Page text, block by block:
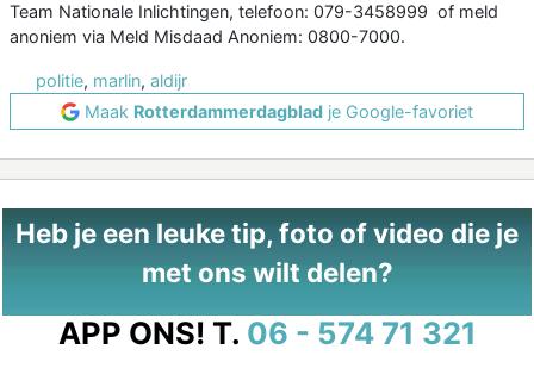
Team Nationale Inlichtingen, telefoon: 079-3458999 of meld
anoniem via Meld Misdaad Anoniem: 0800-7000.
politie, marlin, aldijr
Maak Rotterdammerdagblad je Google-favoriet
Heb je een leuke tip, foto of video die je
met ons wilt delen?
APP ONS! T. 06 - 574 71 321